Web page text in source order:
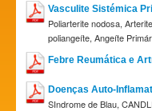
Vasculite Sistémica
Poliarterite nodosa,
poliangeíte, Angeíte
Febre Reumática e
Doenças Auto-
SIndrome de Blau,